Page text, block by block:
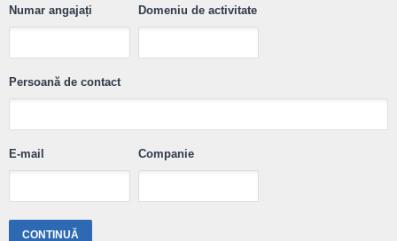
Numar angajați Domeniu de activitate
Persoană de contact
E-mail Companie